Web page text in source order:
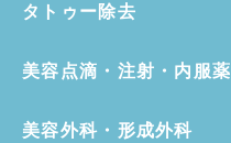
タトゥー除去
美容点滴・注射・内服薬
美容外科・形成外科